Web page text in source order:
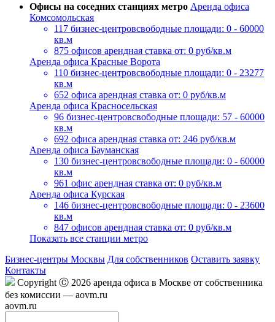
Офисы на соседних станциях метро Аренда офиса
Комсомольская
117 бизнес-центровсвободные площади: 0 - 60000
кв.м
875 офисов арендная ставка от: 0 руб/кв.м
Аренда офиса Красные Ворота
110 бизнес-центровсвободные площади: 0 - 23277
кв.м
652 офиса арендная ставка от: 0 руб/кв.м
Аренда офиса Красносельская
96 бизнес-центровсвободные площади: 57 - 60000
кв.м
692 офиса арендная ставка от: 246 руб/кв.м
Аренда офиса Бауманская
130 бизнес-центровсвободные площади: 0 - 60000
кв.м
961 офис арендная ставка от: 0 руб/кв.м
Аренда офиса Курская
146 бизнес-центровсвободные площади: 0 - 23600
кв.м
847 офисов арендная ставка от: 0 руб/кв.м
Показать все станции метро
Бизнес-центры Москвы Для собственников Оставить заявку
Контакты
Copyright Ⓒ 2026 аренда офиса в Москве от собственника
без комиссии — aovm.ru
aovm.ru